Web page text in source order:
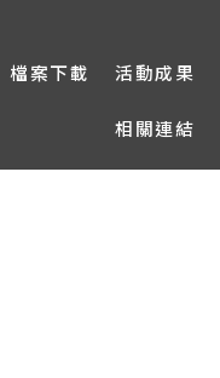
檔案下載 活動成果
相關連結